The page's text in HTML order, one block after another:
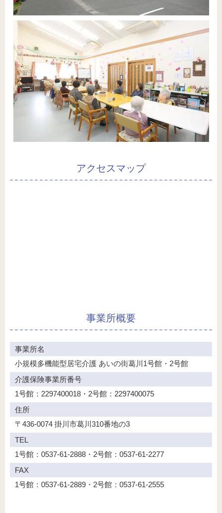
アクセスマップ
事業所概要
事業所名
小規模多機能型居宅介護 あいの街葛川1号館・2号館
介護保険事業所番号
1号館：2297400018・2号館：2297400075
住所
〒436-0074 掛川市葛川310番地の3
TEL
1号館：0537-61-2888・2号館：0537-61-2277
FAX
1号館：0537-61-2889・2号館：0537-61-2555